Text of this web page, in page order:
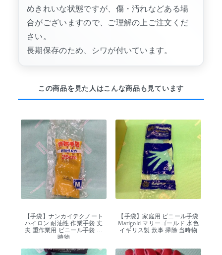
めきれいな状態ですが、傷・汚れなどある場
合がございますので、ご理解の上ご注文くだ
さい。
長期保存のため、シワが付いています。
この商品を見た人はこんな商品も見ています
【手袋】ナンカイテクノート
ハイロン 耐油性 作業手袋 丈
夫 重作業用 ビニール手袋 当
時物
【手袋】家庭用 ビニール手袋
Marigold マリーゴールド 水色
イギリス製 炊事 掃除 当時物